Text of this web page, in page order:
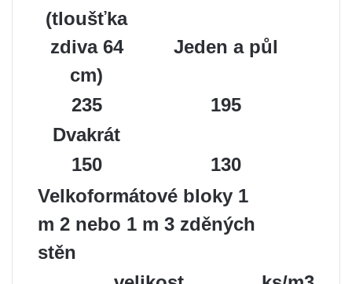
(tloušťka
zdiva 64
cm)
Jeden a půl
235
195
Dvakrát
150
130
Velkoformátové bloky 1
m 2 nebo 1 m 3 zděných
stěn